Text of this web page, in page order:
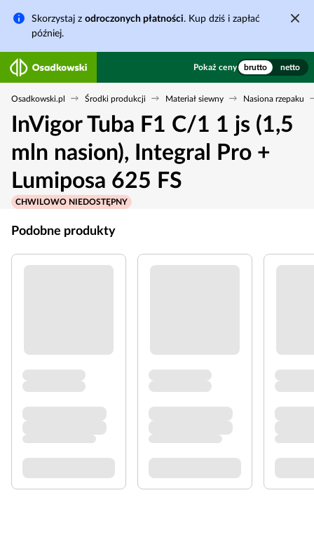
Skorzystaj z odroczonych płatności. Kup dziś i zapłać
później.
Pokaż ceny brutto netto
Osadkowski.pl Środki produkcji Materiał siewny Nasiona rzepaku
InVigor Tuba F1 C/1 1 js (1,5
mln nasion), Integral Pro +
Lumiposa 625 FS
CHWILOWO NIEDOSTĘPNY
Podobne produkty